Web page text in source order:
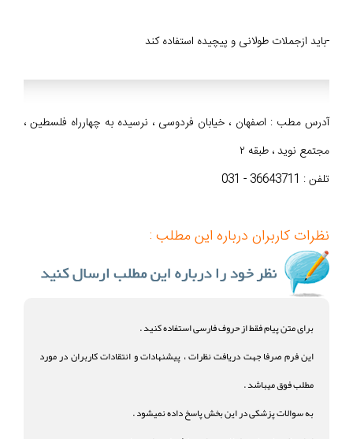
-باید ازجملات طولانی و پیچیده استفاده کند
آدرس مطب : اصفهان ، خیابان فردوسی ، نرسیده به چهارراه فلسطین ،
مجتمع نوید ، طبقه ۲
تلفن : 36643711 - 031
نظرات کاربران درباره این مطلب :
برای متن پیام فقط از حروف فارسی استفاده کنید .
این فرم صرفا جهت دریافت نظرات ، پیشنهادات و انتقادات کاربران در مورد
مطلب فوق میباشد .
به سوالات پزشکی در این بخش پاسخ داده نمیشود .